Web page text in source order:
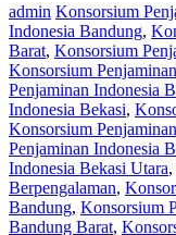
admin Konsorsium
Indonesia Bandung,
Barat, Konsorsium
Konsorsium
Penjaminan Indonesia
Indonesia Bekasi,
Konsorsium
Penjaminan Indonesia
Indonesia Bekasi Utara,
Berpengalaman,
Bandung, Konsorsium
Bandung Barat,